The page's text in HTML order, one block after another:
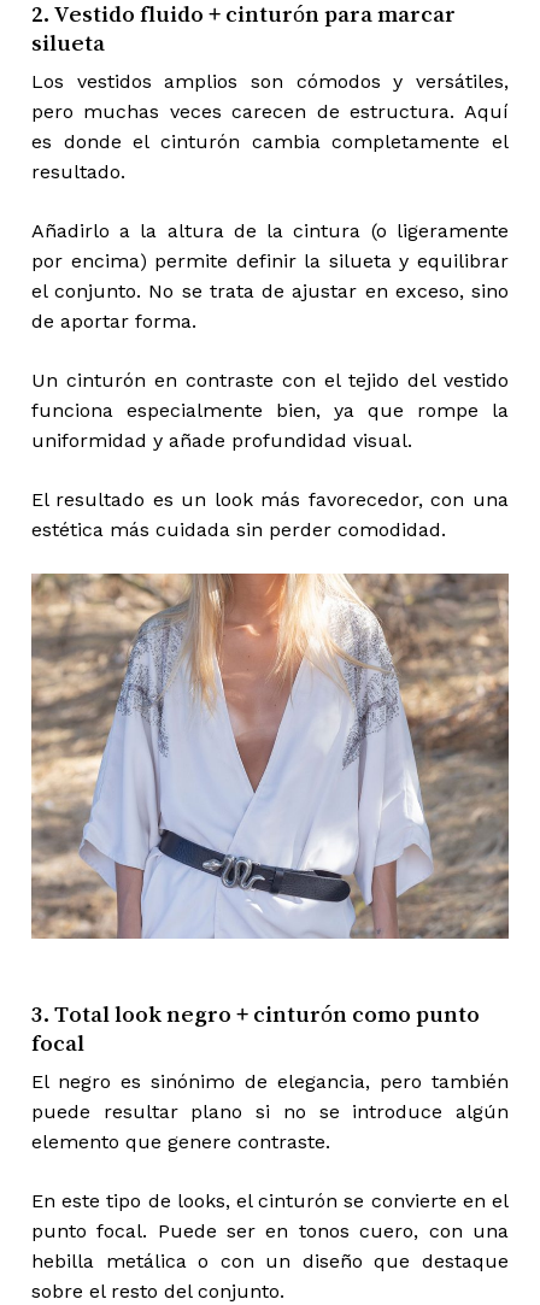
2. Vestido fluido + cinturón para marcar
silueta
Los vestidos amplios son cómodos y versátiles,
pero muchas veces carecen de estructura. Aquí
es donde el cinturón cambia completamente el
resultado.
Añadirlo a la altura de la cintura (o ligeramente
por encima) permite definir la silueta y equilibrar
el conjunto. No se trata de ajustar en exceso, sino
de aportar forma.
Un cinturón en contraste con el tejido del vestido
funciona especialmente bien, ya que rompe la
uniformidad y añade profundidad visual.
El resultado es un look más favorecedor, con una
estética más cuidada sin perder comodidad.
3. Total look negro + cinturón como punto
focal
El negro es sinónimo de elegancia, pero también
puede resultar plano si no se introduce algún
elemento que genere contraste.
En este tipo de looks, el cinturón se convierte en el
punto focal. Puede ser en tonos cuero, con una
hebilla metálica o con un diseño que destaque
sobre el resto del conjunto.